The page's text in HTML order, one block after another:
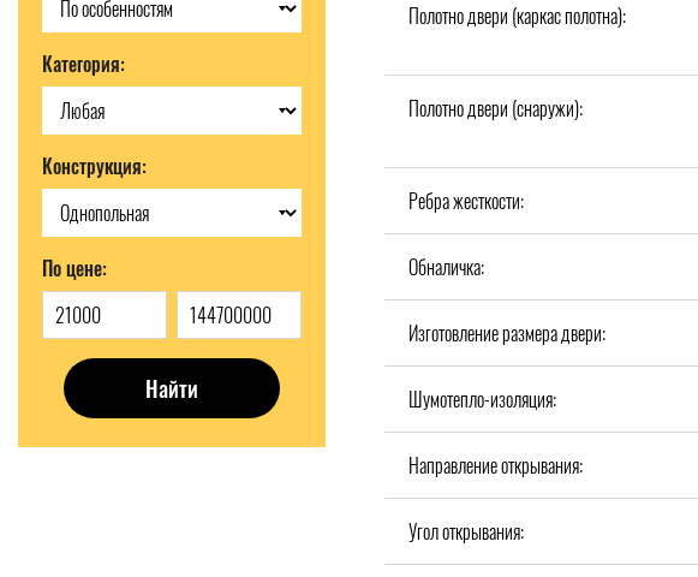
Категория:
Конструкция:
По цене:
Найти
Полотно двери (каркас полотна):
Полотно двери (снаружи):
Ребра жесткости:
Обналичка:
Изготовление размера двери:
Шумотепло-изоляция:
Направление открывания:
Угол открывания: